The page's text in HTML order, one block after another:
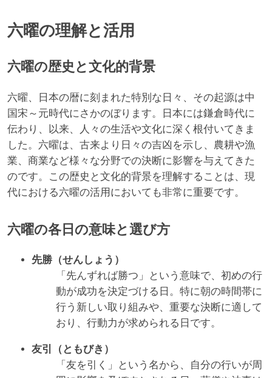
六曜の理解と活用
六曜の歴史と文化的背景
六曜、日本の暦に刻まれた特別な日々、その起源は中
国宋～元時代にさかのぼります。日本には鎌倉時代に
伝わり、以来、人々の生活や文化に深く根付いてきま
した。六曜は、古来より日々の吉凶を示し、農耕や漁
業、商業など様々な分野での決断に影響を与えてきた
のです。この歴史と文化的背景を理解することは、現
代における六曜の活用においても非常に重要です。
六曜の各日の意味と選び方
先勝（せんしょう）
「先んずれば勝つ」という意味で、初めの行
動が成功を決定づける日。特に朝の時間帯に
行う新しい取り組みや、重要な決断に適して
おり、行動力が求められる日です。
友引（ともびき）
「友を引く」という名から、自分の行いが周